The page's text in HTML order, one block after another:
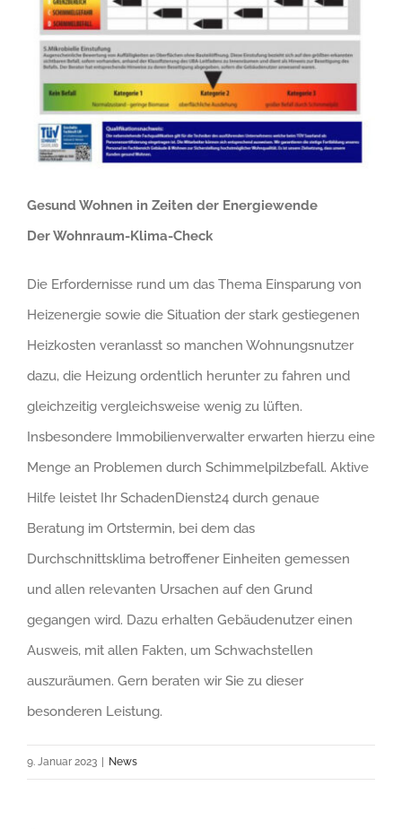
Gesund Wohnen in Zeiten der Energiewende
Der Wohnraum-Klima-Check
Die Erfordernisse rund um das Thema Einsparung von
Heizenergie sowie die Situation der stark gestiegenen
Heizkosten veranlasst so manchen Wohnungsnutzer
dazu, die Heizung ordentlich herunter zu fahren und
gleichzeitig vergleichsweise wenig zu lüften.
Insbesondere Immobilienverwalter erwarten hierzu eine
Menge an Problemen durch Schimmelpilzbefall. Aktive
Hilfe leistet Ihr SchadenDienst24 durch genaue
Beratung im Ortstermin, bei dem das
Durchschnittsklima betroffener Einheiten gemessen
und allen relevanten Ursachen auf den Grund
gegangen wird. Dazu erhalten Gebäudenutzer einen
Ausweis, mit allen Fakten, um Schwachstellen
auszuräumen. Gern beraten wir Sie zu dieser
besonderen Leistung.
9. Januar 2023 News